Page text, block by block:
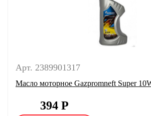
Арт. 2389901317
Масло моторное Gazpromneft Super
394 Р